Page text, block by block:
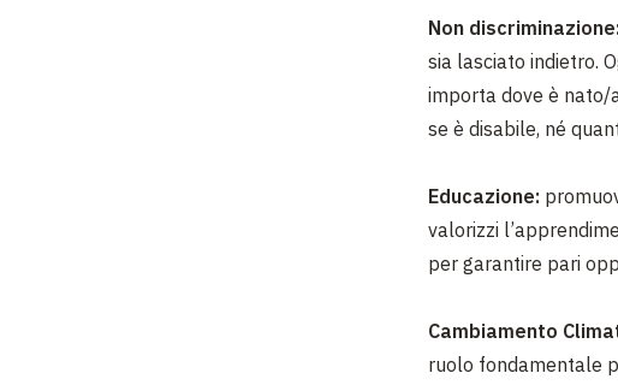
Non
sia lasciato indietro.
importa dove è nato/
se è disabile, né
Educazione:
valorizzi
per garantire pari
Cambiamento
ruolo fondamentale